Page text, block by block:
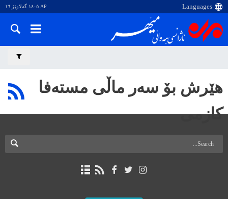
AP ١٤٠٥ گەلاوێژ ١٦
هێرش بۆ سەر ماڵی مستەفا
کازمی